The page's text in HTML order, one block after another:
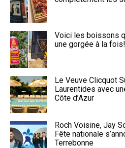
Voici les boissons
une gorgée à la fois!
Le Veuve Clicquot
Laurentides avec
Côte d’Azur
Roch Voisine, Jay
Fête nationale
Terrebonne